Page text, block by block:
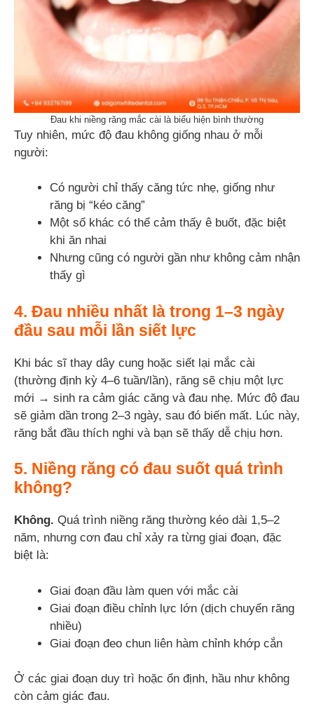
Đau khi niềng răng mắc cài là biểu hiện bình thường
Tuy nhiên, mức độ đau không giống nhau ở mỗi
người:
Có người chỉ thấy căng tức nhẹ, giống như
răng bị “kéo căng”
Một số khác có thể cảm thấy ê buốt, đặc biệt
khi ăn nhai
Nhưng cũng có người gần như không cảm nhận
thấy gì
4. Đau nhiều nhất là trong 1–3 ngày
đầu sau mỗi lần siết lực
Khi bác sĩ thay dây cung hoặc siết lại mắc cài
(thường định kỳ 4–6 tuần/lần), răng sẽ chịu một lực
mới → sinh ra cảm giác căng và đau nhẹ. Mức độ đau
sẽ giảm dần trong 2–3 ngày, sau đó biến mất. Lúc này,
răng bắt đầu thích nghi và bạn sẽ thấy dễ chịu hơn.
5. Niềng răng có đau suốt quá trình
không?
Không. Quá trình niềng răng thường kéo dài 1,5–2
năm, nhưng cơn đau chỉ xảy ra từng giai đoạn, đặc
biệt là:
Giai đoạn đầu làm quen với mắc cài
Giai đoạn điều chỉnh lực lớn (dịch chuyển răng
nhiều)
Giai đoạn đeo chun liên hàm chỉnh khớp cắn
Ở các giai đoạn duy trì hoặc ổn định, hầu như không
còn cảm giác đau.